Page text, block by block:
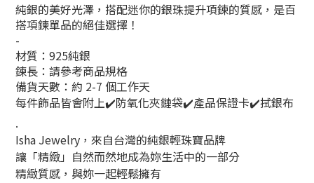
純銀的美好光澤， 搭配迷你的銀珠提升項鍊的質感， 是百
搭項鍊單品的絕佳選擇！
-
材質：925純銀
鍊長：請參考商品規格
備貨天數：約 2-7 個工作天
每件飾品皆會附上✔️防氧化夾鏈袋✔️產品保證卡✔️拭銀布
.
Isha Jewelry，來自台灣的純銀輕珠寶品牌
讓「精緻」自然而然地成為妳生活中的一部分
精緻質感，與妳一起輕鬆擁有